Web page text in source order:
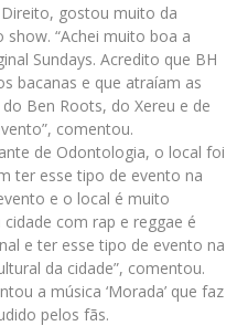
gostou muito da
“Achei muito boa a
Sundays. Acredito que BH
bacanas e que atraíam as
Ben Roots, do Xereu e de
comentou.
de Odontologia, o local foi
ter esse tipo de evento na
e o local é muito
com rap e reggae é
e ter esse tipo de evento na
da cidade”, comentou.
a música ‘Morada’ que faz
pelos fãs.